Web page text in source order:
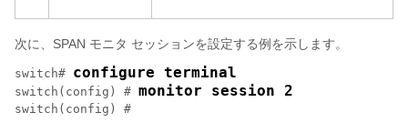
次に、SPAN モニタ セッションを設定する例を示します。
switch# configure terminal
switch(config) # monitor session 2
switch(config) #